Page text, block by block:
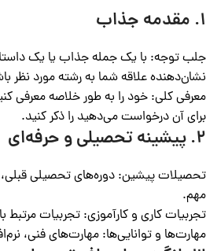
۱. مقدمه جذاب
جلب توجه: با یک جمله جذاب یا یک
نشان‌دهنده علاقه شما به رشته مورد نظر
معرفی کلی: خود را به طور خلاصه معرفی
برای آن درخواست می‌دهید را ذکر کنید.
۲. پیشینه تحصیلی و حرفه‌ای
تحصیلات پیشین: دوره‌های تحصیلی قبلی،
مهم.
تجربیات کاری و کارآموزی: تجربیات مرتبط
مهارت‌ها و توانایی‌ها: مهارت‌های فنی،